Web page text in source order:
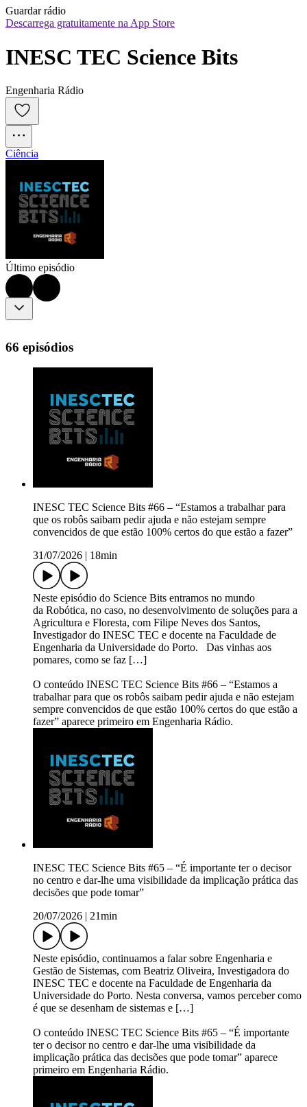
Guardar rádio
Descarrega gratuitamente na App Store
INESC TEC Science Bits
Engenharia Rádio
Ciência
Último episódio
66 episódios
INESC TEC Science Bits #66 – “Estamos a trabalhar para
que os robôs saibam pedir ajuda e não estejam sempre
convencidos de que estão 100% certos do que estão a fazer”
31/07/2026
18min
Neste episódio do Science Bits entramos no mundo
da Robótica, no caso, no desenvolvimento de soluções para a
Agricultura e Floresta, com Filipe Neves dos Santos,
Investigador do INESC TEC e docente na Faculdade de
Engenharia da Universidade do Porto. Das vinhas aos
pomares, como se faz […]
O conteúdo INESC TEC Science Bits #66 – “Estamos a
trabalhar para que os robôs saibam pedir ajuda e não estejam
sempre convencidos de que estão 100% certos do que estão a
fazer” aparece primeiro em Engenharia Rádio.
INESC TEC Science Bits #65 – “É importante ter o decisor
no centro e dar-lhe uma visibilidade da implicação prática das
decisões que pode tomar”
20/07/2026
21min
Neste episódio, continuamos a falar sobre Engenharia e
Gestão de Sistemas, com Beatriz Oliveira, Investigadora do
INESC TEC e docente na Faculdade de Engenharia da
Universidade do Porto. Nesta conversa, vamos perceber como
é que se desenham de sistemas e […]
O conteúdo INESC TEC Science Bits #65 – “É importante
ter o decisor no centro e dar-lhe uma visibilidade da
implicação prática das decisões que pode tomar” aparece
primeiro em Engenharia Rádio.